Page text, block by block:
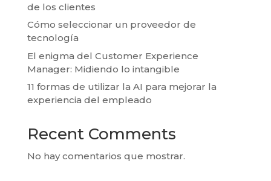
de los clientes
Cómo seleccionar un proveedor de
tecnología
El enigma del Customer Experience
Manager: Midiendo lo intangible
11 formas de utilizar la AI para mejorar la
experiencia del empleado
Recent Comments
No hay comentarios que mostrar.